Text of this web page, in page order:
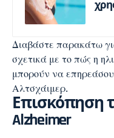
Διαβάστε παρακάτω
σχετικά με το πώς η
μπορούν να
Αλτσχάιμερ.
Επισκόπηση
Alzheimer